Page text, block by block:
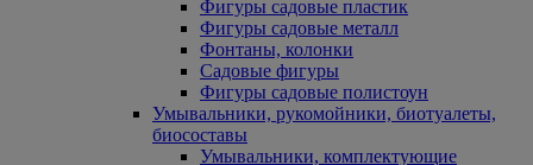
Фигуры садовые пластик
Фигуры садовые металл
Фонтаны, колонки
Садовые фигуры
Фигуры садовые полистоун
Умывальники, рукомойники, биотуалеты,
биосоставы
Умывальники, комплектующие